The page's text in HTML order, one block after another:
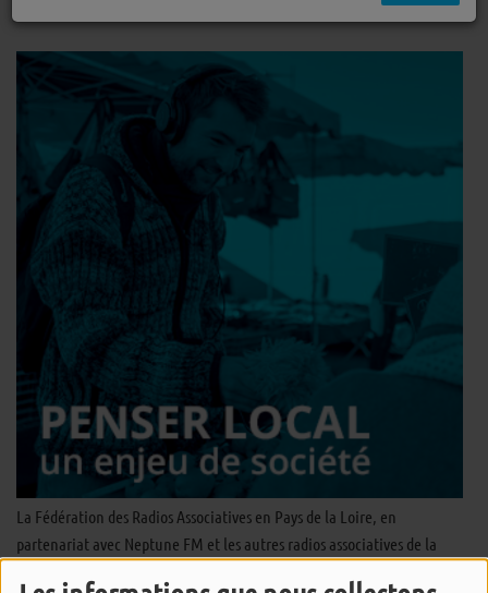
La Fédération des Radios Associatives en Pays de la Loire, en
partenariat avec Neptune FM et les autres radios associatives de la